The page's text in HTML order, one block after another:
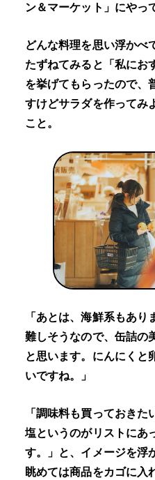
ン＆マーケット」にやっ
どんな料理を思い浮かべ
たずねてみると「私にお
を挙げてもらったので、
すけどサラダを作ってみ
こと。
「あとは、海鮮系もあ
難しそうなので、缶詰の
と思います。にんにくと
いですね。」
「調味料も買っておき
塩というのがリストにあ
す。」と、イメージを浮
眺めては商品をカゴに入